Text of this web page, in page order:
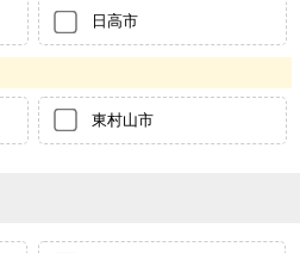
日高市
東村山市